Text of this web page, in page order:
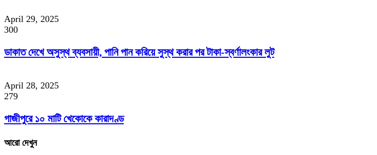
April 29, 2025
300
ডাকাত দেখে অসুস্থ ব্যবসায়ী, পানি পান করিয়ে সুস্থ করার পর টাকা-স্বর্ণালংকার লুট
April 28, 2025
279
গাজীপুরে ১০ মাটি খেকোকে কারাদণ্ড
আরো দেখুন